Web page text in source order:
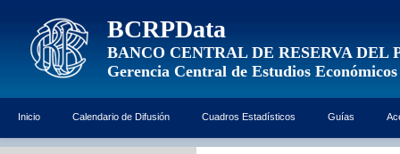
BCRPData
BANCO CENTRAL DE RESERVA DEL
Gerencia Central de Estudios Económicos
Inicio Calendario de Difusión Cuadros Estadísticos Guías